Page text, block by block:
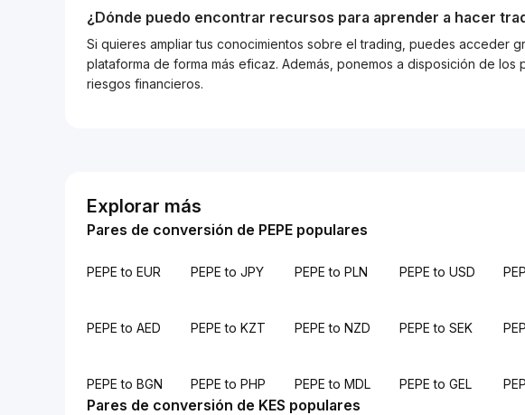
¿Dónde puedo encontrar recursos para aprender a hacer
Si quieres ampliar tus conocimientos sobre el trading, puedes acceder
plataforma de forma más eficaz. Además, ponemos a disposición de
riesgos financieros.
Explorar más
Pares de conversión de PEPE populares
PEPE to EUR PEPE to JPY PEPE to PLN PEPE to USD
PEPE to AED PEPE to KZT PEPE to NZD PEPE to SEK
PEPE to BGN PEPE to PHP PEPE to MDL PEPE to GEL
Pares de conversión de KES populares